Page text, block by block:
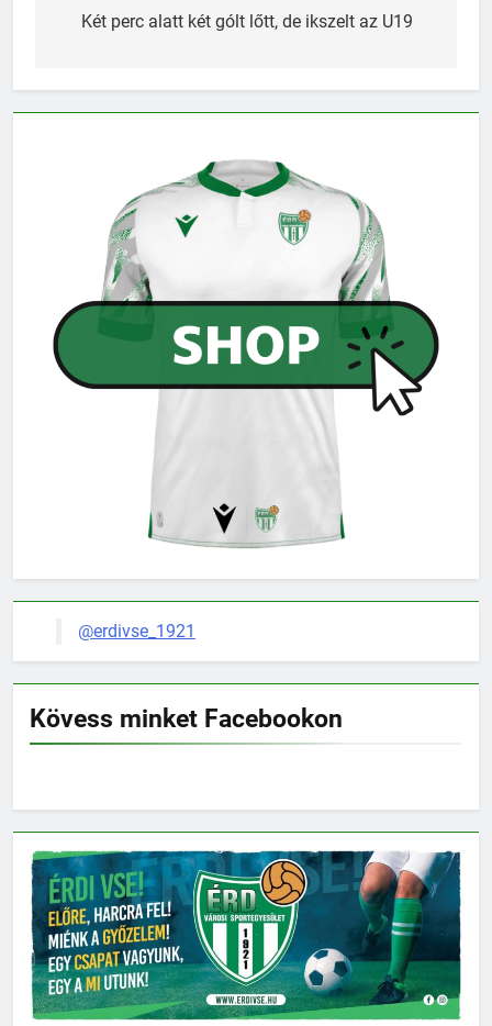
navigáció
Két perc alatt két gólt lőtt, de ikszelt az U19
@erdivse_1921
Kövess minket Facebookon